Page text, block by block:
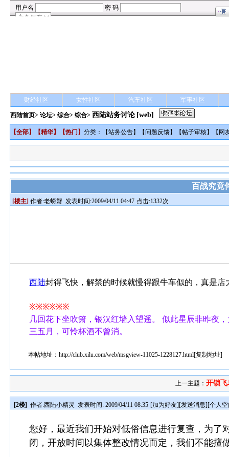
财经社区 女性社区 汽车社区 军事社区
西陆首页>论坛>综合> 综合> 西陆站务讨论 [web]
【全部】【精华】【热门 】分类：【站务公告】【问题反馈】【帖子审核】【 网
百战究竟
[楼主] 作者:老螃蟹 发表时间:2009/04/11 04:47 点击:1332次
西陆封得飞快，解禁的时候就慢得跟牛车似的，真是店
※※※※※※
几回花下坐吹箫，银汉红墙入望遥。 似此星辰非昨夜
三五月，可怜杯酒不曾消。
本帖地址：http://club.xilu.com/web/msgview-11025-1228127.html[复制地址]
上一主题： 开锁飞
[2楼] 作者:西陆小精灵 发表时间: 2009/04/11 08:35 [加为好友][发送消息][个人
您好，最近我们开始对低俗信息进行复查，为了
闭，开放时间以集体整改情况而定，我们不能擅